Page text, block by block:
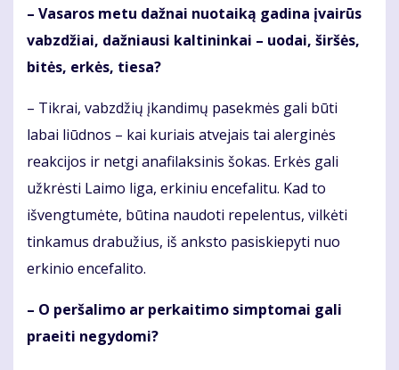
– Vasaros metu dažnai nuotaiką gadina įvairūs
vabzdžiai, dažniausi kaltininkai – uodai, širšės,
bitės, erkės, tiesa?
– Tikrai, vabzdžių įkandimų pasekmės gali būti
labai liūdnos – kai kuriais atvejais tai alerginės
reakcijos ir netgi anafilaksinis šokas. Erkės gali
užkrėsti Laimo liga, erkiniu encefalitu. Kad to
išvengtumėte, būtina naudoti repelentus, vilkėti
tinkamus drabužius, iš anksto pasiskiepyti nuo
erkinio encefalito.
– O peršalimo ar perkaitimo simptomai gali
praeiti negydomi?